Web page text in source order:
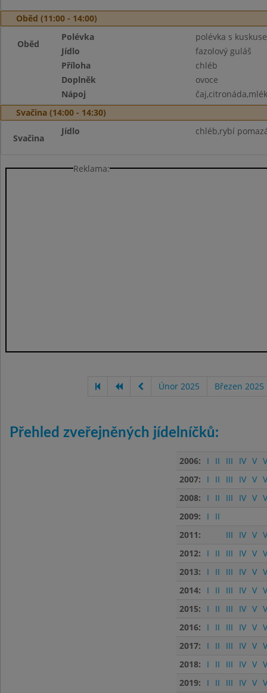
Oběd (11:00 - 14:00)
Oběd
Polévka
polévka s
Jídlo
fazolový guláš
Příloha
chléb
Doplněk
ovoce
Nápoj
Svačina (14:00 - 14:30)
Svačina
Jídlo chléb,rybí
Reklama:
Únor 2025 Březen 2025
Přehled zveřejněných jídelníčků:
2006: I II III IV V
2007:
I II III IV V
2008:
I II III IV V
2009:
I
II
2011:
III IV V
2012:
I II III IV V
2013:
I II III IV V
2014:
I II III IV V
2015:
I II III IV V
2016:
I II III IV V
2017:
I II III IV V
2018:
I II III IV V
2019:
I II III IV V